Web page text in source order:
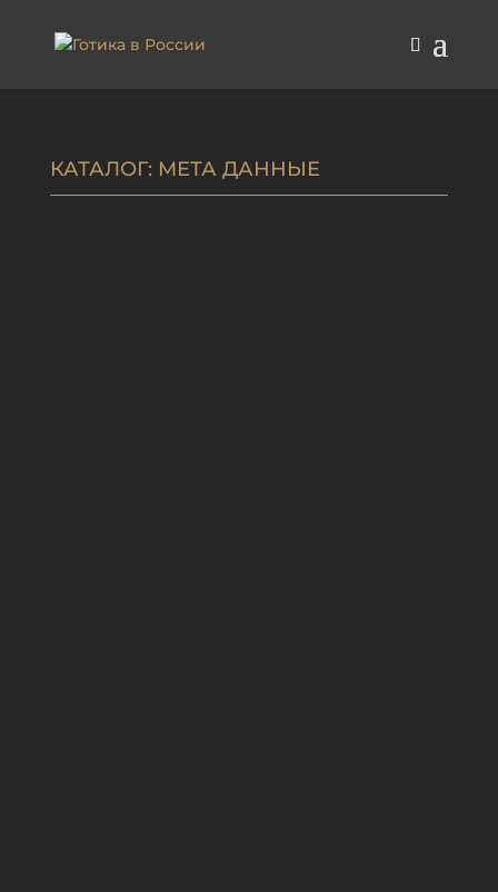
КАТАЛОГ: МЕТА ДАННЫЕ